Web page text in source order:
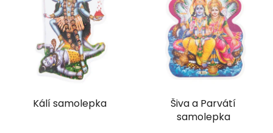
Kálí samolepka
Šiva a Parvátí
samolepka